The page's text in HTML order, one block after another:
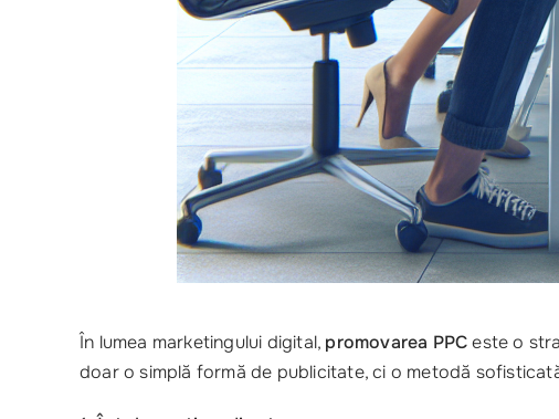
În lumea marketingului digital, promovarea PPCeste o
doar o simplă formă de publicitate, ci o metodă